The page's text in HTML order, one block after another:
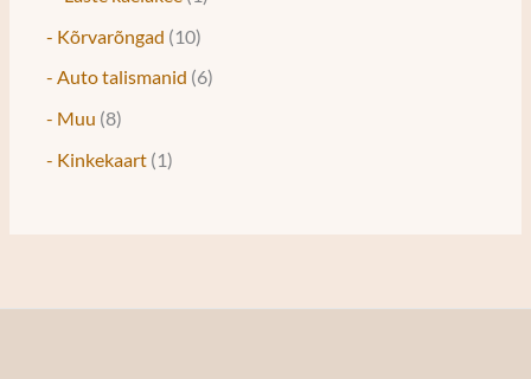
- Kõrvarõngad
10
- Auto talismanid 6
- Muu 8
- Kinkekaart 1